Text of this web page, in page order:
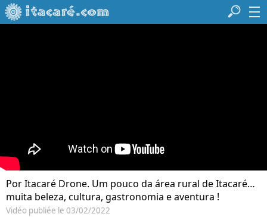
Por Itacaré Drone. Um pouco da área rural de Itacaré…
muita beleza, cultura, gastronomia e aventura !
Vidéo publiée le 03/02/2022